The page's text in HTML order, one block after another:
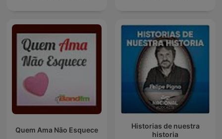
Quem Ama Não Esquece
Historias de nuestra
historia